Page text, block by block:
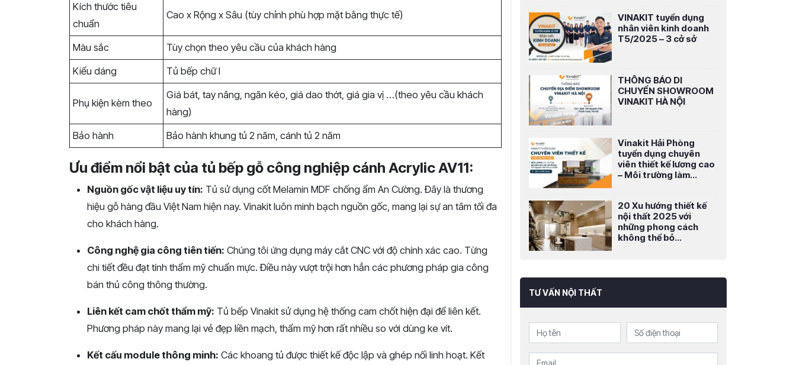
Kích thước tiêu
chuẩn
Cao x Rộng x Sâu (tùy chỉnh phù hợp mặt bằng thực tế)
Màu sắc
Tùy chọn theo yêu cầu của khách hàng
Kiểu dáng
Tủ bếp chữ I
Phụ kiện kèm theo
Giá bát, tay nâng, ngăn kéo, giá dao thớt, giá gia vị …(theo yêu cầu khách
hàng)
Bảo hành
Bảo hành khung tủ 2 năm, cánh tủ 2 năm
Ưu điểm nổi bật của tủ bếp gỗ công nghiệp cánh Acrylic AV11:
Nguồn gốc vật liệu uy tín: Tủ sử dụng cốt Melamin MDF chống ẩm An Cường. Đây là thương
hiệu gỗ hàng đầu Việt Nam hiện nay. Vinakit luôn minh bạch nguồn gốc, mang lại sự an tâm tối đa
cho khách hàng.
Công nghệ gia công tiên tiến: Chúng tôi ứng dụng máy cắt CNC với độ chính xác cao. Từng
chi tiết đều đạt tính thẩm mỹ chuẩn mực. Điều này vượt trội hơn hẳn các phương pháp gia công
bán thủ công thông thường.
Liên kết cam chốt thẩm mỹ: Tủ bếp Vinakit sử dụng hệ thống cam chốt hiện đại để liên kết.
Phương pháp này mang lại vẻ đẹp liền mạch, thẩm mỹ hơn rất nhiều so với dùng ke vít.
Kết cấu module thông minh: Các khoang tủ được thiết kế độc lập và ghép nối linh hoạt. Kết
VINAKIT tuyển dụng
nhân viên kinh doanh
T5/2025 – 3 cở sở
THÔNG BÁO DI
CHUYỂN SHOWROOM
VINAKIT HÀ NỘI
Vinakit Hải Phòng
tuyển dụng chuyên
viên thiết kế lương cao
– Môi trường làm...
20 Xu hướng thiết kế
nội thất 2025 với
những phong cách
không thể bỏ...
TƯ VẤN NỘI THẤT